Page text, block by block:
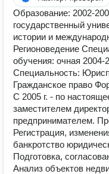
Образование: 2002-
государственный
истории и
Регионоведение
обучения: очная 2004-
Специальность:
Гражданское право
С 2005 г. - по
заместителем
предпринимателем.
Регистрация,
банкротство
Подготовка,
Анализ объектов